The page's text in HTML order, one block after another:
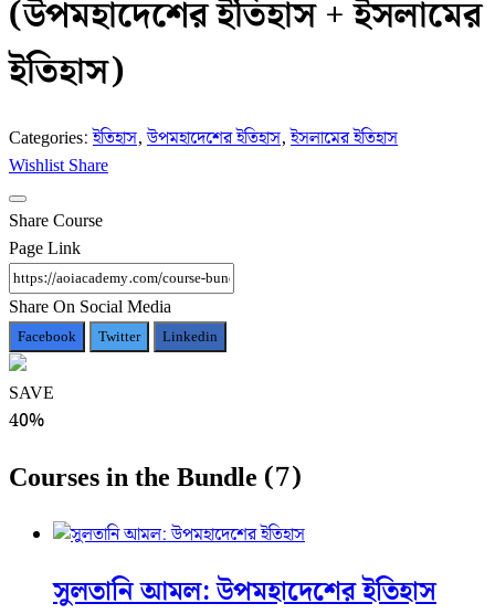
(উপমহাদেশের ইতিহাস + ইসলামের
ইতিহাস)
Categories:ইতিহাস,উপমহাদেশের ইতিহাস,ইসলামের ইতিহাস
WishlistShare
Share Course
Page Link
Share On Social Media
Facebook Twitter Linkedin
SAVE
40%
Courses in the Bundle (7)
সুলতানি আমল: উপমহাদেশের ইতিহাস